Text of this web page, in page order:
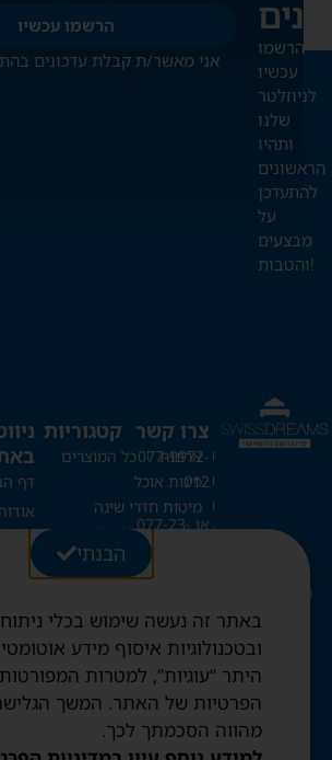
הרשמו
עכשיו
לניוזלטר
שלנו
ותהיו
הראשונים
להתעדכן
על
מבצעים
והטבות!
אני מאשר/ת קבלת עדכונים
הרשמו עכשיו
צרו קשר
077-9972-
012
או 077-23-
Swissdreams1@gmail.com
רחוב עזרת
תורה 28,
ירושלים
שעות פתיחה:
ימים א'-ה':
קטגוריות
כל המוצרים
ארונות
פינות אוכל
מיטות חדרי שינה
מזרונים
כריות
ספות נפתחות
מיטות קומותיים
מיטות מתקפלות
שמיכות וכריות שוויצריות
מיטות נוער
שמיכות פריד ופנדה
דף
כל
בלוג
עגלה
הבנתי
באתר זה נעשה שימוש בכלי ניתוח
ובטכנולוגיות איסוף מידע
היתר “עוגיות”, למטרות
הפרטיות של האתר. המשך
מהווה הסכמתך לכך.